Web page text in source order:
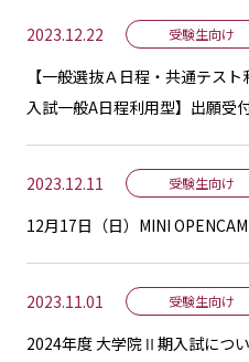
2023.12.22 受験生向け
【一般選抜Ａ日程・共通テス
入試一般A日程利用型】出願受
2023.12.11 受験生向け
12月17日（日）MINI
2023.11.01 受験生向け
2024年度 大学院Ⅱ期入試につ